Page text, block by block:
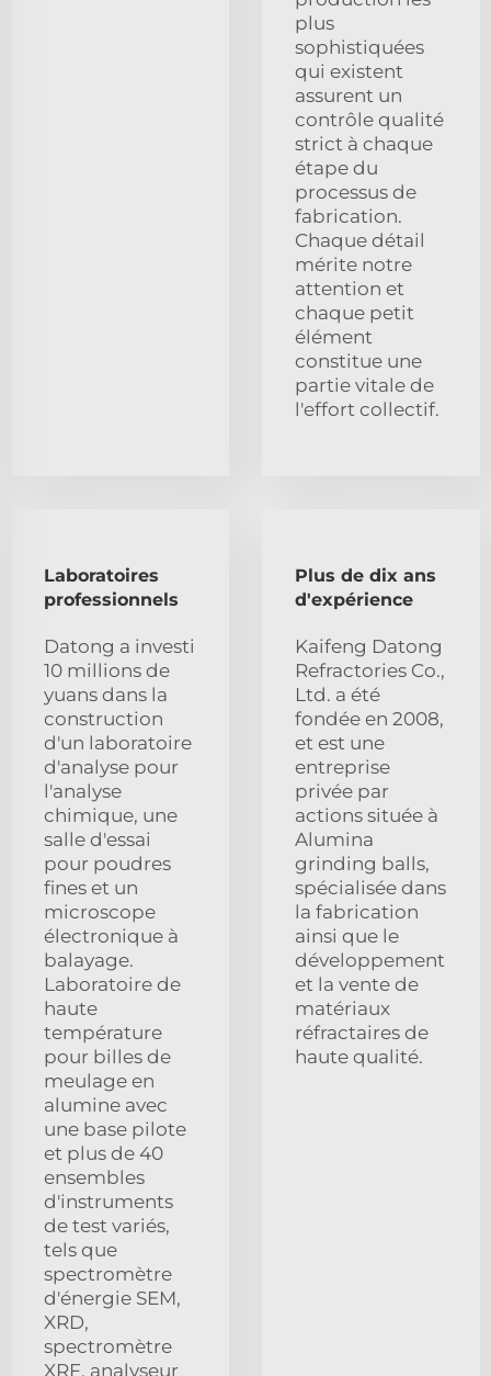
plus
sophistiquées
qui existent
assurent un
contrôle qualité
strict à chaque
étape du
processus de
fabrication.
Chaque détail
mérite notre
attention et
chaque petit
élément
constitue une
partie vitale de
l'effort collectif.
Laboratoires
professionnels
Datong a investi
10 millions de
yuans dans la
construction
d'un laboratoire
d'analyse pour
l'analyse
chimique, une
salle d'essai
pour poudres
fines et un
microscope
électronique à
balayage.
Laboratoire de
haute
température
pour billes de
meulage en
alumine avec
une base pilote
et plus de 40
ensembles
d'instruments
de test variés,
tels que
spectromètre
d'énergie SEM,
XRD,
spectromètre
XRF, analyseur
Plus de dix ans
d'expérience
Kaifeng Datong
Refractories Co.,
Ltd. a été
fondée en 2008,
et est une
entreprise
privée par
actions située à
Alumina
grinding balls,
spécialisée dans
la fabrication
ainsi que le
développement
et la vente de
matériaux
réfractaires de
haute qualité.